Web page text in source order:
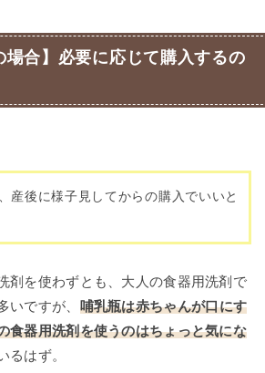
場合】必要に応じて購入するの
産後に様子見してからの購入でいいと
剤を使わずとも、大人の食器用洗剤で
いですが、 哺乳瓶は赤ちゃんが口にす
食器用洗剤を使うのはちょっと気にな
るはず。